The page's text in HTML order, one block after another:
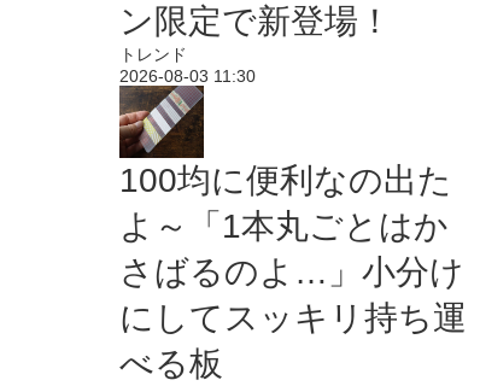
ン限定で新登場！
トレンド
2026-08-03 11:30
100均に便利なの出た
よ～「1本丸ごとはか
さばるのよ…」小分け
にしてスッキリ持ち運
べる板